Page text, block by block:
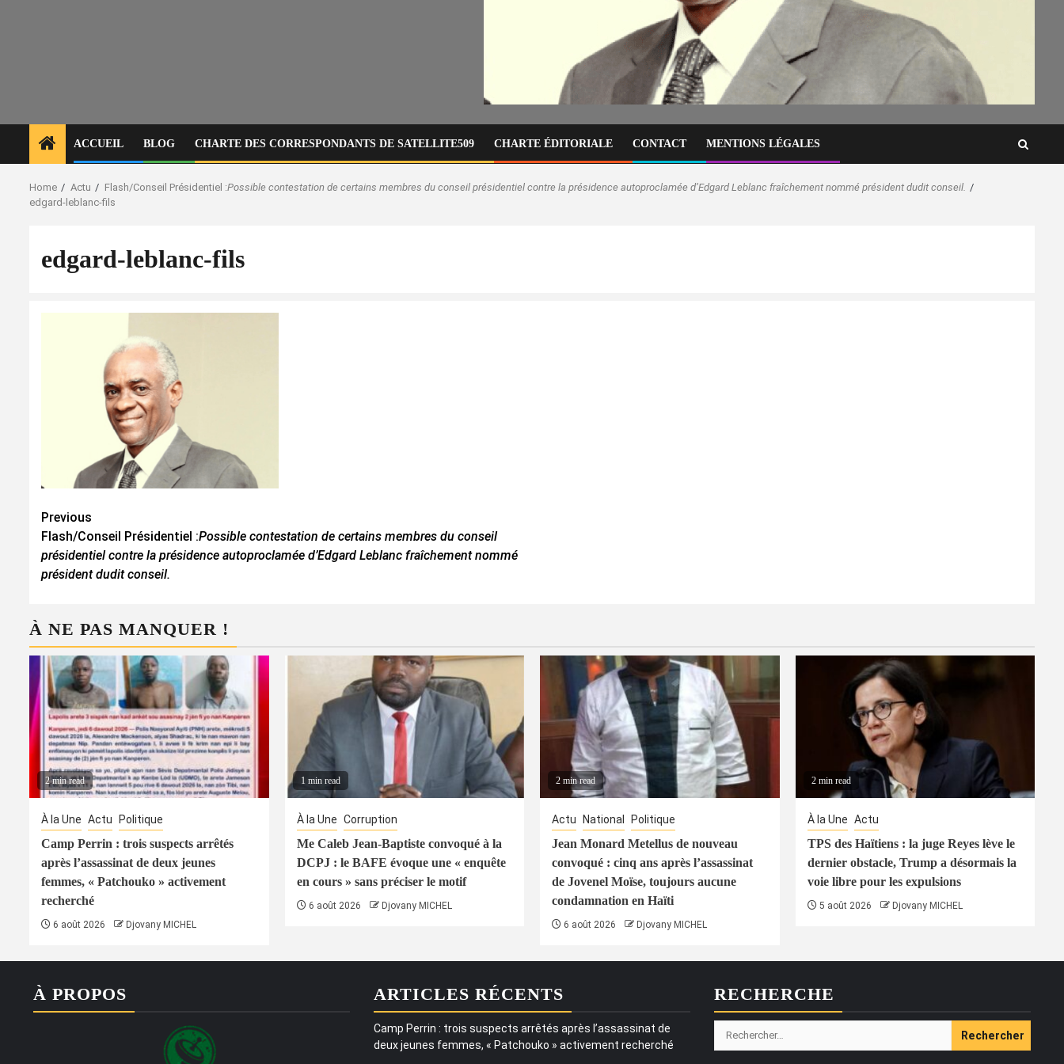
ACCUEIL BLOG CHARTE DES CORRESPONDANTS DE SATELLITE509 CHARTE ÉDITORIALE CONTACT MENTIONS LÉGALES
Home Actu Flash/Conseil Présidentiel :Possible contestation de certains membres du conseil présidentiel contre la présidence autoproclamée d’Edgard Leblanc fraîchement nommé président dudit conseil.
edgard-leblanc-fils
edgard-leblanc-fils
Continue
Reading
Previous
Flash/Conseil Présidentiel :Possible contestation de certains membres du conseil
présidentiel contre la présidence autoproclamée d’Edgard Leblanc fraîchement nommé
président dudit conseil.
À NE PAS MANQUER !
2 min read
À la Une Actu Politique
Camp Perrin : trois suspects arrêtés
après l’assassinat de deux jeunes
femmes, « Patchouko » activement
recherché
6 août 2026 Djovany MICHEL
1 min read
À la Une Corruption
Me Caleb Jean-Baptiste convoqué à la
DCPJ : le BAFE évoque une « enquête
en cours » sans préciser le motif
6 août 2026 Djovany MICHEL
2 min read
Actu National Politique
Jean Monard Metellus de nouveau
convoqué : cinq ans après l’assassinat
de Jovenel Moïse, toujours aucune
condamnation en Haïti
6 août 2026 Djovany MICHEL
2 min read
À la Une Actu
TPS des Haïtiens : la juge Reyes lève le
dernier obstacle, Trump a désormais la
voie libre pour les expulsions
5 août 2026 Djovany MICHEL
À PROPOS ARTICLES RÉCENTS
Camp Perrin : trois suspects arrêtés après l’assassinat de
deux jeunes femmes, « Patchouko » activement recherché
RECHERCHE
Rechercher :